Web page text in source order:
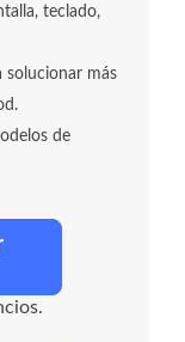
teclado,
solucionar más
de